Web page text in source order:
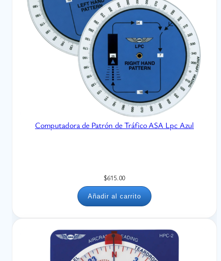
Computadora de Patrón de Tráfico ASA Lpc Azul
$615.00
Añadir al carrito